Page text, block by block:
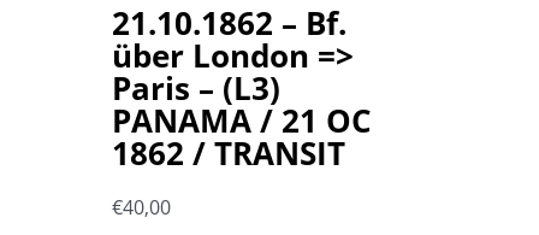
21.10.1862 – Bf.
über London =>
Paris – (L3)
PANAMA / 21 OC
1862 / TRANSIT
€40,00